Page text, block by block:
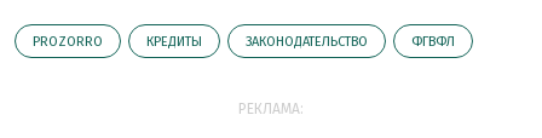
PROZORRO КРЕДИТЫ ЗАКОНОДАТЕЛЬСТВО ФГВФЛ
РЕКЛАМА: